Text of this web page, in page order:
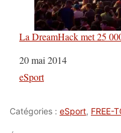
La DreamHack met 25
Date
20 mai 2014
Par rapport à
eSport
Catégories : eSport, FREE-